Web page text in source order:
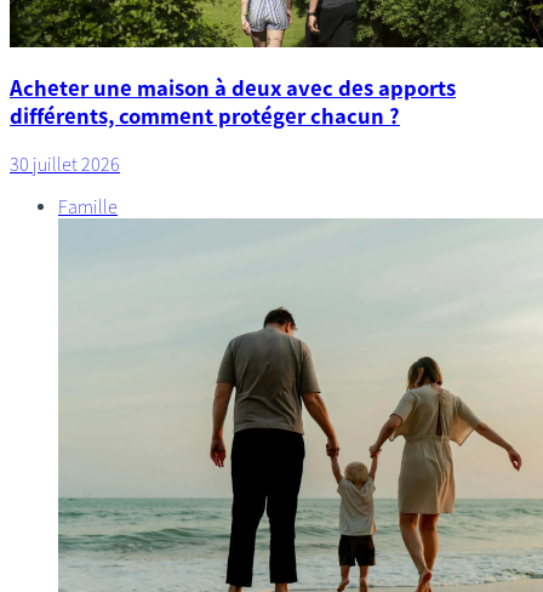
Acheter une maison à deux avec des apports
différents, comment protéger chacun ?
30 juillet 2026
Famille